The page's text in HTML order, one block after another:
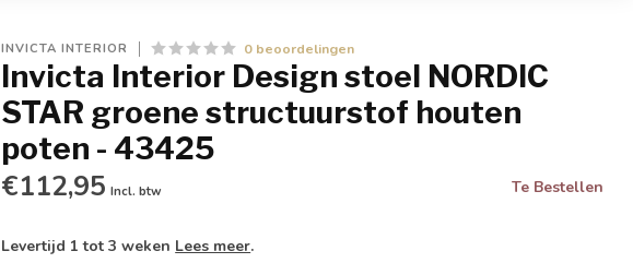
INVICTA INTERIOR 0 beoordelingen
Invicta Interior Design stoel NORDIC
STAR groene structuurstof houten
poten - 43425
€112,95 Incl. btw Te Bestellen
Levertijd 1 tot 3 weken Lees meer.